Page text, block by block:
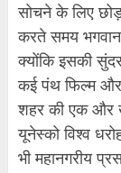
सोचने के लिए छोड़
करते समय भगवान
क्योंकि इसकी
कई पंथ फिल्म और
शहर की एक और
यूनेस्को विश्व
भी महानगरीय